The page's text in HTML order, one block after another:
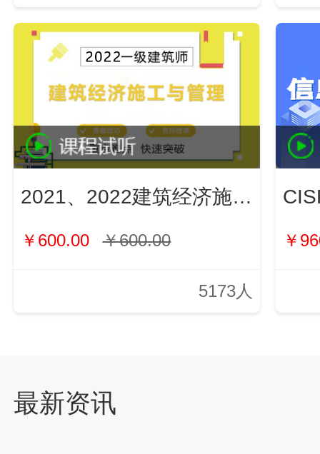
2021、2022建筑经济施工与管理（新）
￥600.00 ￥600.00
5173人
￥
最新资讯